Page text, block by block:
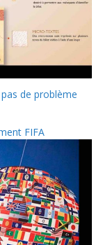
de problème
FIFA